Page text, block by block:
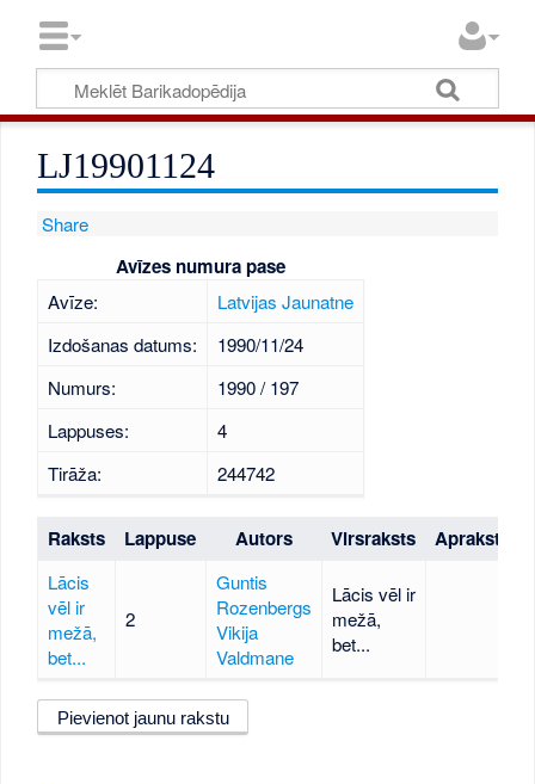
LJ19901124
Share
Avīzes numura pase
Avīze:
Latvijas Jaunatne
Izdošanas datums:
1990/11/24
Numurs:
1990 / 197
Lappuses:
4
Tirāža:
244742
Raksts Lappuse Autors Virsraksts Apraksts
Lācis
vēl ir
mežā,
bet...
2
Guntis
Rozenbergs
Vikija
Valdmane
Lācis vēl ir
mežā,
bet...
Pievienot jaunu rakstu